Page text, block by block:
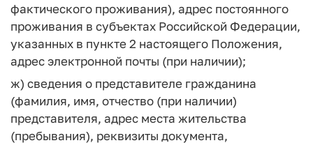
фактического проживания), адрес постоянного
проживания в субъектах Российской Федерации,
указанных в пункте 2 настоящего Положения,
адрес электронной почты (при наличии);
ж) сведения о представителе гражданина
(фамилия, имя, отчество (при наличии)
представителя, адрес места жительства
(пребывания), реквизиты документа,